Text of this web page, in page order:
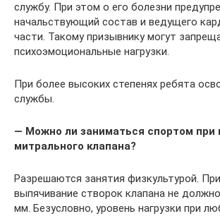
службу. При этом о его болезни
начальствующий состав и ведущего
части. Такому призывнику могут
психоэмоциональные нагрузки.
При более высоких степенях ребята
службы.
— Можно ли заниматься спортом при
митрального клапана?
Разрешаются занятия физкультурой.
выпячивание створок клапана не
мм. Безусловно, уровень нагрузки при